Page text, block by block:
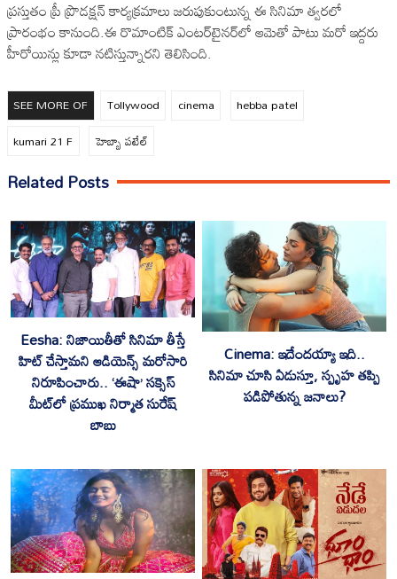
ప్రస్తుతం ప్రీ ప్రొడక్షన్‌ కార్యక్రమాలు జరుపుకుంటున్న ఈ సినిమా త్వరలో
ప్రారంభం కానుంది.ఈ రొమాంటిక్ ఎంటర్‌టైనర్‌లో ఆమెతో పాటు మరో ఇద్దరు
హీరోయిన్లు కూడా నటిస్తున్నారని తెలిసింది.
SEE MORE OF Tollywood cinema
hebba patel
kumari 21 F
హెబ్బా పటేల్
Related Posts
Eesha: నిజాయితీతో సినిమా తీస్తే
హిట్ చేస్తామని ఆడియెన్స్ మరోసారి
నిరూపించారు.. ‘ఈషా’ సక్సెస్
మీట్‌లో ప్రముఖ నిర్మాత సురేష్
బాబు
‎Cinema: ఇదేందయ్యా ఇది..
సినిమా చూసి ఏడుస్తూ, స్పృహ తప్పి
పడిపోతున్న జనాలు?